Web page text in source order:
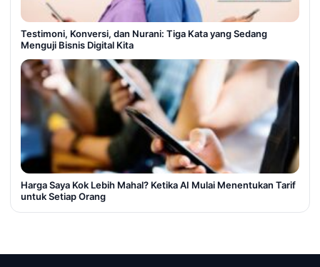
Testimoni, Konversi, dan Nurani: Tiga Kata yang Sedang
Menguji Bisnis Digital Kita
Harga Saya Kok Lebih Mahal? Ketika AI Mulai Menentukan Tarif
untuk Setiap Orang